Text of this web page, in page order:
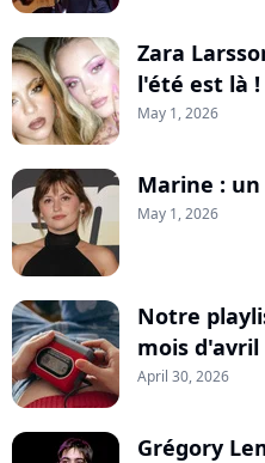
Zara
l'été est là !
May 1, 2026
Marine : un
May 1, 2026
Notre
mois d'avril
April 30, 2026
Grégory